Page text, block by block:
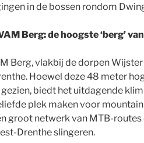
in de bossen rondom
Berg: de hoogste ‘berg’
Berg, vlakbij de dorpen Wijster
Hoewel deze 48 meter
biedt het uitdagende
plek maken voor
groot netwerk van MTB-
Drenthe slingeren.